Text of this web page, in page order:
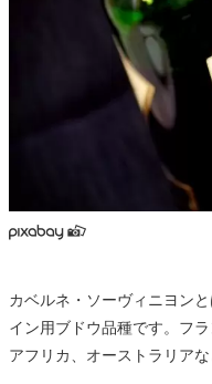
カベルネ・ソーヴィニヨン
イン用ブドウ品種です。フ
アフリカ、オーストラリア